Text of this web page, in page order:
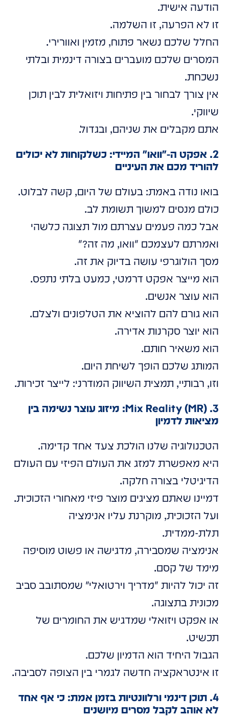
הודעה אישית.
זו לא הפרעה, זו השלמה.
החלל שלכם נשאר פתוח, מזמין ואוורירי.
המסרים שלכם מועברים בצורה דינמית ובלתי
נשכחת.
אין צורך לבחור בין פתיחות ויזואלית לבין תוכן
שיווקי.
אתם מקבלים את שניהם, ובגדול.
2. אפקט ה-"וואו" המיידי: כשלקוחות לא יכולים
להוריד מכם את העיניים
בואו נודה באמת: בעולם של היום, קשה לבלוט.
כולם מנסים למשוך תשומת לב.
אבל כמה פעמים עצרתם מול תצוגה כלשהי
ואמרתם לעצמכם "וואו, מה זה?"
מסך הולוגרפי עושה בדיוק את זה.
הוא מייצר אפקט דרמטי, כמעט בלתי נתפס.
הוא עוצר אנשים.
הוא גורם להם להוציא את הטלפונים ולצלם.
הוא יוצר סקרנות אדירה.
הוא משאיר חותם.
המותג שלכם הופך לשיחת היום.
וזו, רבותיי, תמצית השיווק המודרני: לייצר זכירות.
3. Mix Reality (MR): מיזוג עוצר נשימה בין
מציאות לדמיון
הטכנולוגיה שלנו הולכת צעד אחד קדימה.
היא מאפשרת למזג את העולם הפיזי עם העולם
הדיגיטלי בצורה חלקה.
דמיינו שאתם מציגים מוצר פיזי מאחורי הזכוכית.
ועל הזכוכית, מוקרנת עליו אנימציה
תלת-ממדית.
אנימציה שמסבירה, מדגישה או פשוט מוסיפה
מימד של קסם.
זה יכול להיות "מדריך וירטואלי" שמסתובב סביב
מכונית בתצוגה.
או אפקט ויזואלי שמדגיש את החומרים של
תכשיט.
הגבול היחיד הוא הדמיון שלכם.
זו אינטראקציה חדשה לגמרי בין הצופה לסביבה.
4. תוכן דינמי ורלוונטיות בזמן אמת: כי אף אחד
לא אוהב לקבל מסרים מיושנים